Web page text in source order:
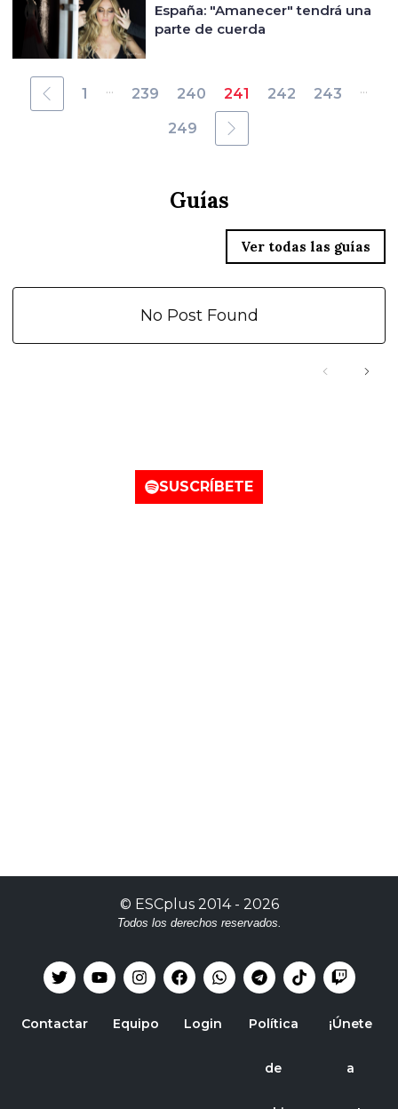
España: "Amanecer" tendrá una
parte de cuerda
1 ... 239 240 241 242 243 ...
249
Guías
Ver todas las guías
No Post Found
SUSCRÍBETE
© ESCplus2014 - 2026
Todos los derechos reservados.
Contactar Equipo Login Política
de
¡Únete
a